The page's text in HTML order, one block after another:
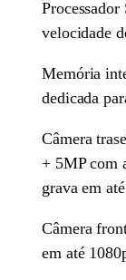
velocidade
Memória
dedicada
Câmera
+ 5MP com
grava em
Câmera
em até